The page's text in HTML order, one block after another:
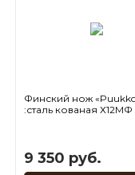
Финский нож
:сталь кованая Х12МФ
9 350 руб.